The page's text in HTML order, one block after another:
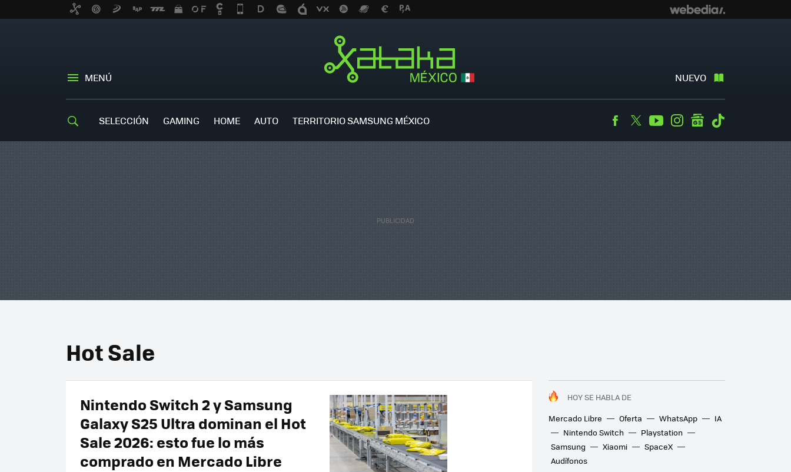
MENÚ NUEVO
SELECCIÓN GAMING HOME AUTO TERRITORIO SAMSUNG MÉXICO Facebook
TwitterYoutubeInstagramgooglenews
Hot Sale
HOY SE HABLA DE
Mercado Libre
Oferta WhatsApp
IA
Nintendo Switch
Playstation
Samsung
Xiaomi
SpaceX
Audífonos
Nintendo Switch 2 y Samsung
Galaxy S25 Ultra dominan el Hot
Sale 2026: esto fue lo más
comprado en Mercado Libre